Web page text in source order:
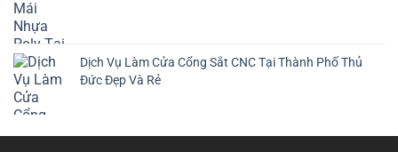
Dịch Vụ Làm Cửa Cổng Sắt CNC Tại Thành Phố Thủ
Đức Đẹp Và Rẻ